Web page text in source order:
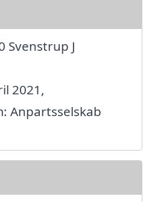
Svenstrup J
2021,
Anpartsselskab